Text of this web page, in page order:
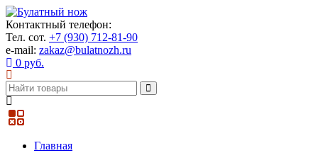
Контактный телефон:
Тел. сот. +7 (930) 712-81-90
e-mail: zakaz@bulatnozh.ru
0 руб.
Главная